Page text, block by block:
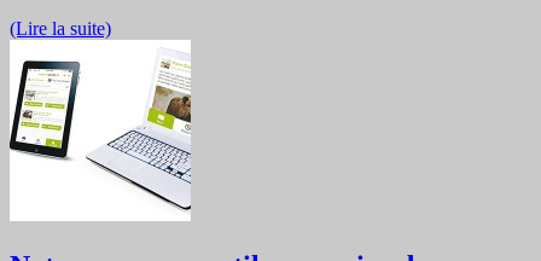
(Lire la suite)